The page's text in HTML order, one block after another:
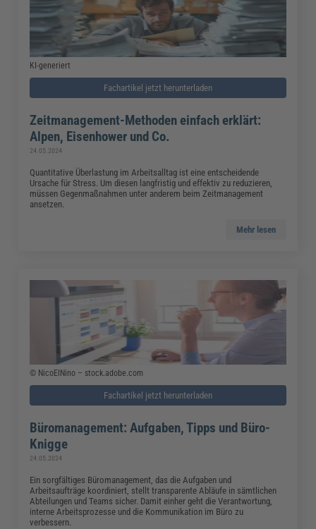
KI-generiert
Fachartikel jetzt herunterladen
Zeitmanagement-Methoden einfach erklärt:
Alpen, Eisenhower und Co.
24.05.2024
Quantitative Überlastung im Arbeitsalltag ist eine entscheidende
Ursache für Stress. Um diesen langfristig und effektiv zu reduzieren,
müssen Gegenmaßnahmen unter anderem beim Zeitmanagement
ansetzen.
Mehr lesen
© NicoElNino – stock.adobe.com
Fachartikel jetzt herunterladen
Büromanagement: Aufgaben, Tipps und Büro-
Knigge
24.05.2024
Ein sorgfältiges Büromanagement, das die Aufgaben und
Arbeitsaufträge koordiniert, stellt transparente Abläufe in sämtlichen
Abteilungen und Teams sicher. Damit einher geht die Verantwortung,
interne Arbeitsprozesse und die Kommunikation im Büro zu
verbessern.